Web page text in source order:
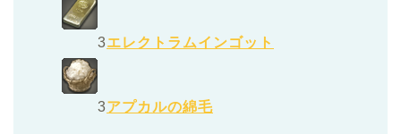
3エレクトラムインゴット
3アプカルの綿毛